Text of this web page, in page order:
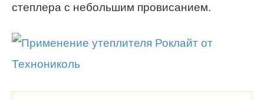
степлера с небольшим провисанием.